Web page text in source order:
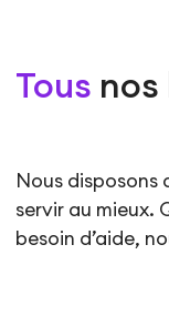
Tous nos
Nous disposons
servir au mieux.
besoin d’aide,